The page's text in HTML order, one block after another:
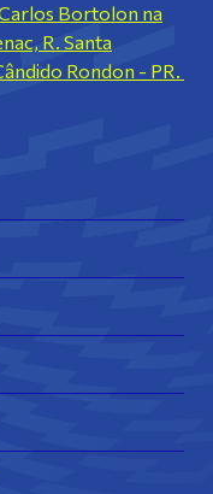
Bortolon na
R. Santa
Rondon - PR.